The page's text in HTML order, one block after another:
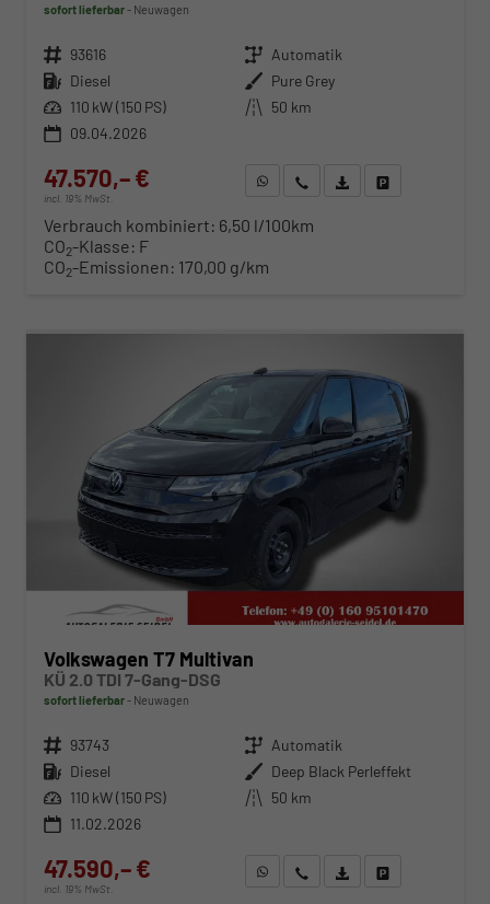
sofort lieferbar Neuwagen
Fahrzeugnr. 93616 Getriebe Automatik
Kraftstoff Diesel Außenfarbe Pure Grey
Leistung 110 kW (150 PS) Kilometerstand 50 km
09.04.2026
47.570,– €
incl. 19% MwSt.
WhatsApp anfragen
Wir rufen Sie anFahrzeugexposé (PDF)
Verbrauch kombiniert: 6,50 l/100km
CO2-Klasse: F
CO2-Emissionen: 170,00 g/km
Volkswagen T7 Multivan
KÜ 2.0 TDI 7-Gang-DSG
sofort lieferbar Neuwagen
Fahrzeugnr. 93743 Getriebe Automatik
Kraftstoff Diesel Außenfarbe Deep Black Perleffekt
Leistung 110 kW (150 PS) Kilometerstand 50 km
11.02.2026
47.590,– €
incl. 19% MwSt.
WhatsApp anfragen
Wir rufen Sie anFahrzeugexposé (PDF)